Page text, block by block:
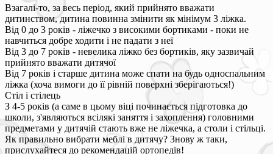
Взагалі-то, за весь період, який прийнято вважати
дитинством, дитина повинна змінити як мінімум 3 ліжка.
Від 0 до 3 років - ліжечко з високими бортиками - поки не
навчиться добре ходити і не падати з неї
Від 3 до 7 років - невелика ліжко без бортиків, яку зазвичай
прийнято вважати дитячої
Від 7 років і старше дитина може спати на будь односпальним
ліжка (хоча вимоги до її рівній поверхні зберігаються!)
Стіл і стілець
З 4-5 років (а саме в цьому віці починається підготовка до
школи, з'являються всілякі заняття і захоплення) головними
предметами у дитячій стають вже не ліжечка, а столи і стільці.
Як правильно вибрати меблі в дитячу? Знову ж таки,
прислухайтеся до рекомендацій ортопедів!